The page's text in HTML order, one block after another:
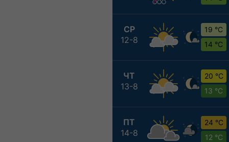
СР
12-8
19 °C
14 °C
ЧТ
13-8
20 °C
13 °C
ПТ
14-8
24 °C
12 °C